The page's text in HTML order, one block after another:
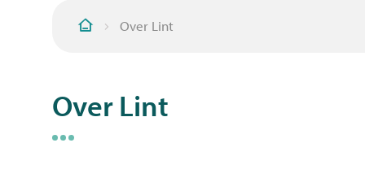
Over Lint
Over Lint